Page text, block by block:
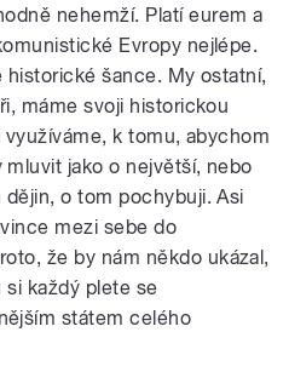
nehemží. Platí eurem a
Evropy nejlépe.
historické šance. My ostatní,
máme svoji historickou
k tomu, abychom
jako o největší, nebo
o tom pochybuji. Asi
mezi sebe do
že by nám někdo ukázal,
si každý plete se
státem celého